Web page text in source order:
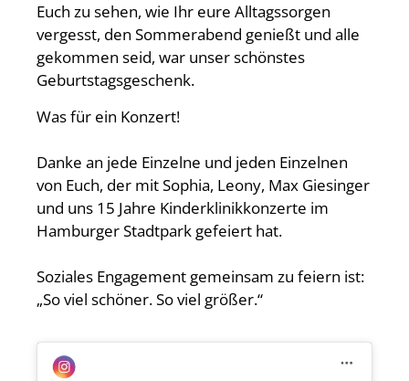
Euch zu sehen, wie Ihr eure Alltagssorgen
vergesst, den Sommerabend genießt und alle
gekommen seid, war unser schönstes
Geburtstagsgeschenk.
Was für ein Konzert!
Danke an jede Einzelne und jeden Einzelnen
von Euch, der mit Sophia, Leony, Max Giesinger
und uns 15 Jahre Kinderklinikkonzerte im
Hamburger Stadtpark gefeiert hat.
Soziales Engagement gemeinsam zu feiern ist:
„So viel schöner. So viel größer.“